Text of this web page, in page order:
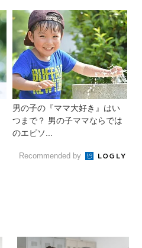
男の子の『ママ大好き』はい
つまで？ 男の子ママならでは
のエピソ...
Recommended by